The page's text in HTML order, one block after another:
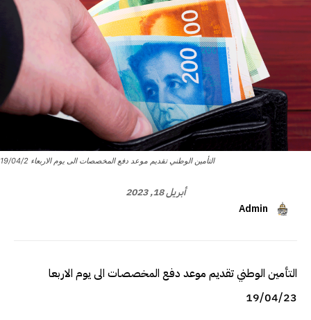
التأمين الوطني تقديم موعد دفع المخصصات الى يوم الاربعاء 19/04/2
أبريل 18, 2023
Admin
التأمين الوطني تقديم موعد دفع المخصصات الى يوم الاربعا
19/04/23